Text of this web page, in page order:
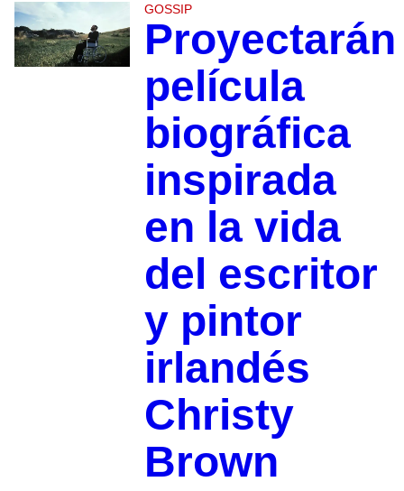
GOSSIP
Proyectarán
película
biográfica
inspirada
en la vida
del escritor
y pintor
irlandés
Christy
Brown